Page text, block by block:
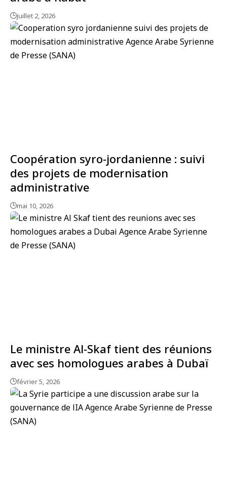
juillet 2, 2026
Coopération syro-jordanienne : suivi
des projets de modernisation
administrative
mai 10, 2026
Le ministre Al-Skaf tient des réunions
avec ses homologues arabes à Dubaï
février 5, 2026